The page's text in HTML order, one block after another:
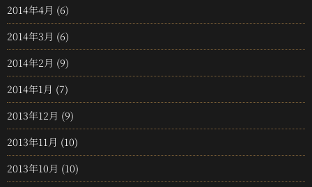
2014年4月 (6)
2014年3月 (6)
2014年2月 (9)
2014年1月 (7)
2013年12月 (9)
2013年11月 (10)
2013年10月 (10)